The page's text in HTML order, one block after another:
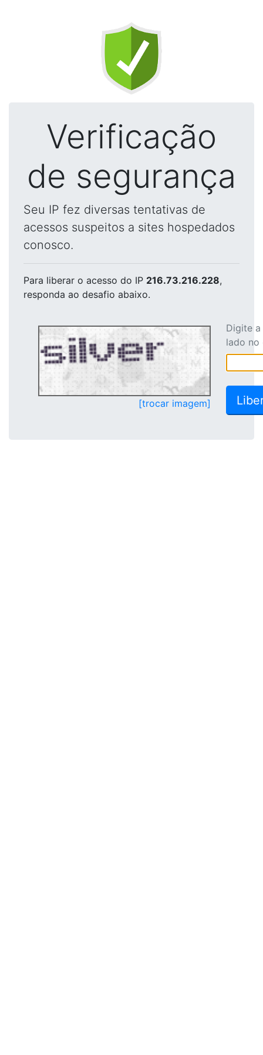
Verificação
de segurança
Seu IP fez diversas tentativas de
acessos suspeitos a sites hospedados
conosco.
Para liberar o acesso do IP 216.73.216.228,
responda ao desafio abaixo.
[trocar imagem]
Digite
lado no